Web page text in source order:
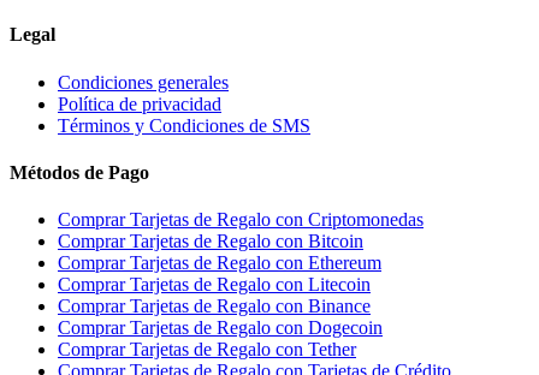
Legal
Condiciones generales
Política de privacidad
Términos y Condiciones de SMS
Métodos de Pago
Comprar Tarjetas de Regalo con Criptomonedas
Comprar Tarjetas de Regalo con Bitcoin
Comprar Tarjetas de Regalo con Ethereum
Comprar Tarjetas de Regalo con Litecoin
Comprar Tarjetas de Regalo con Binance
Comprar Tarjetas de Regalo con Dogecoin
Comprar Tarjetas de Regalo con Tether